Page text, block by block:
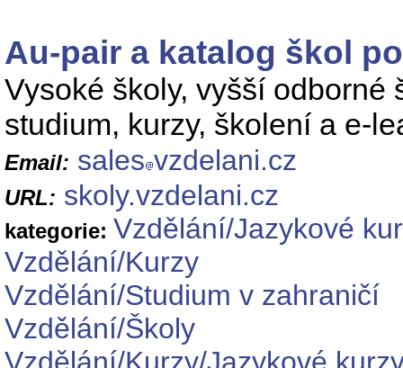
Au-pair a katalog škol
Vysoké školy, vyšší odborné
studium, kurzy, školení a e-
Email: sales vzdelani.cz
URL: skoly.vzdelani.cz
kategorie: Vzdělání/Jazykové
Vzdělání/Kurzy
Vzdělání/Studium v zahraničí
Vzdělání/Školy